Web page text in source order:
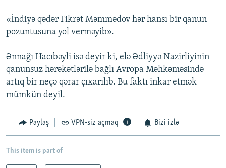
«İndiyə qədər Fikrət Məmmədov hər hansı bir qanun
pozuntusuna yol verməyib».
Ənnağı Hacıbəyli isə deyir ki, elə Ədliyyə Nazirliyinin
qanunsuz hərəkətlərilə bağlı Avropa Məhkəməsində
artıq bir neçə qərar çıxarılıb. Bu faktı inkar etmək
mümkün deyil.
Paylaş VPN-siz açmaq Bizi izlə
This item is part of